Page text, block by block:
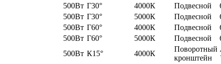
500Вт Г30° 4000К Подвесной
500Вт Г30° 5000К Подвесной
500Вт Г60° 4000К Подвесной
500Вт Г60° 5000К Подвесной
500Вт К15° 4000К
Поворотный
кронштейн